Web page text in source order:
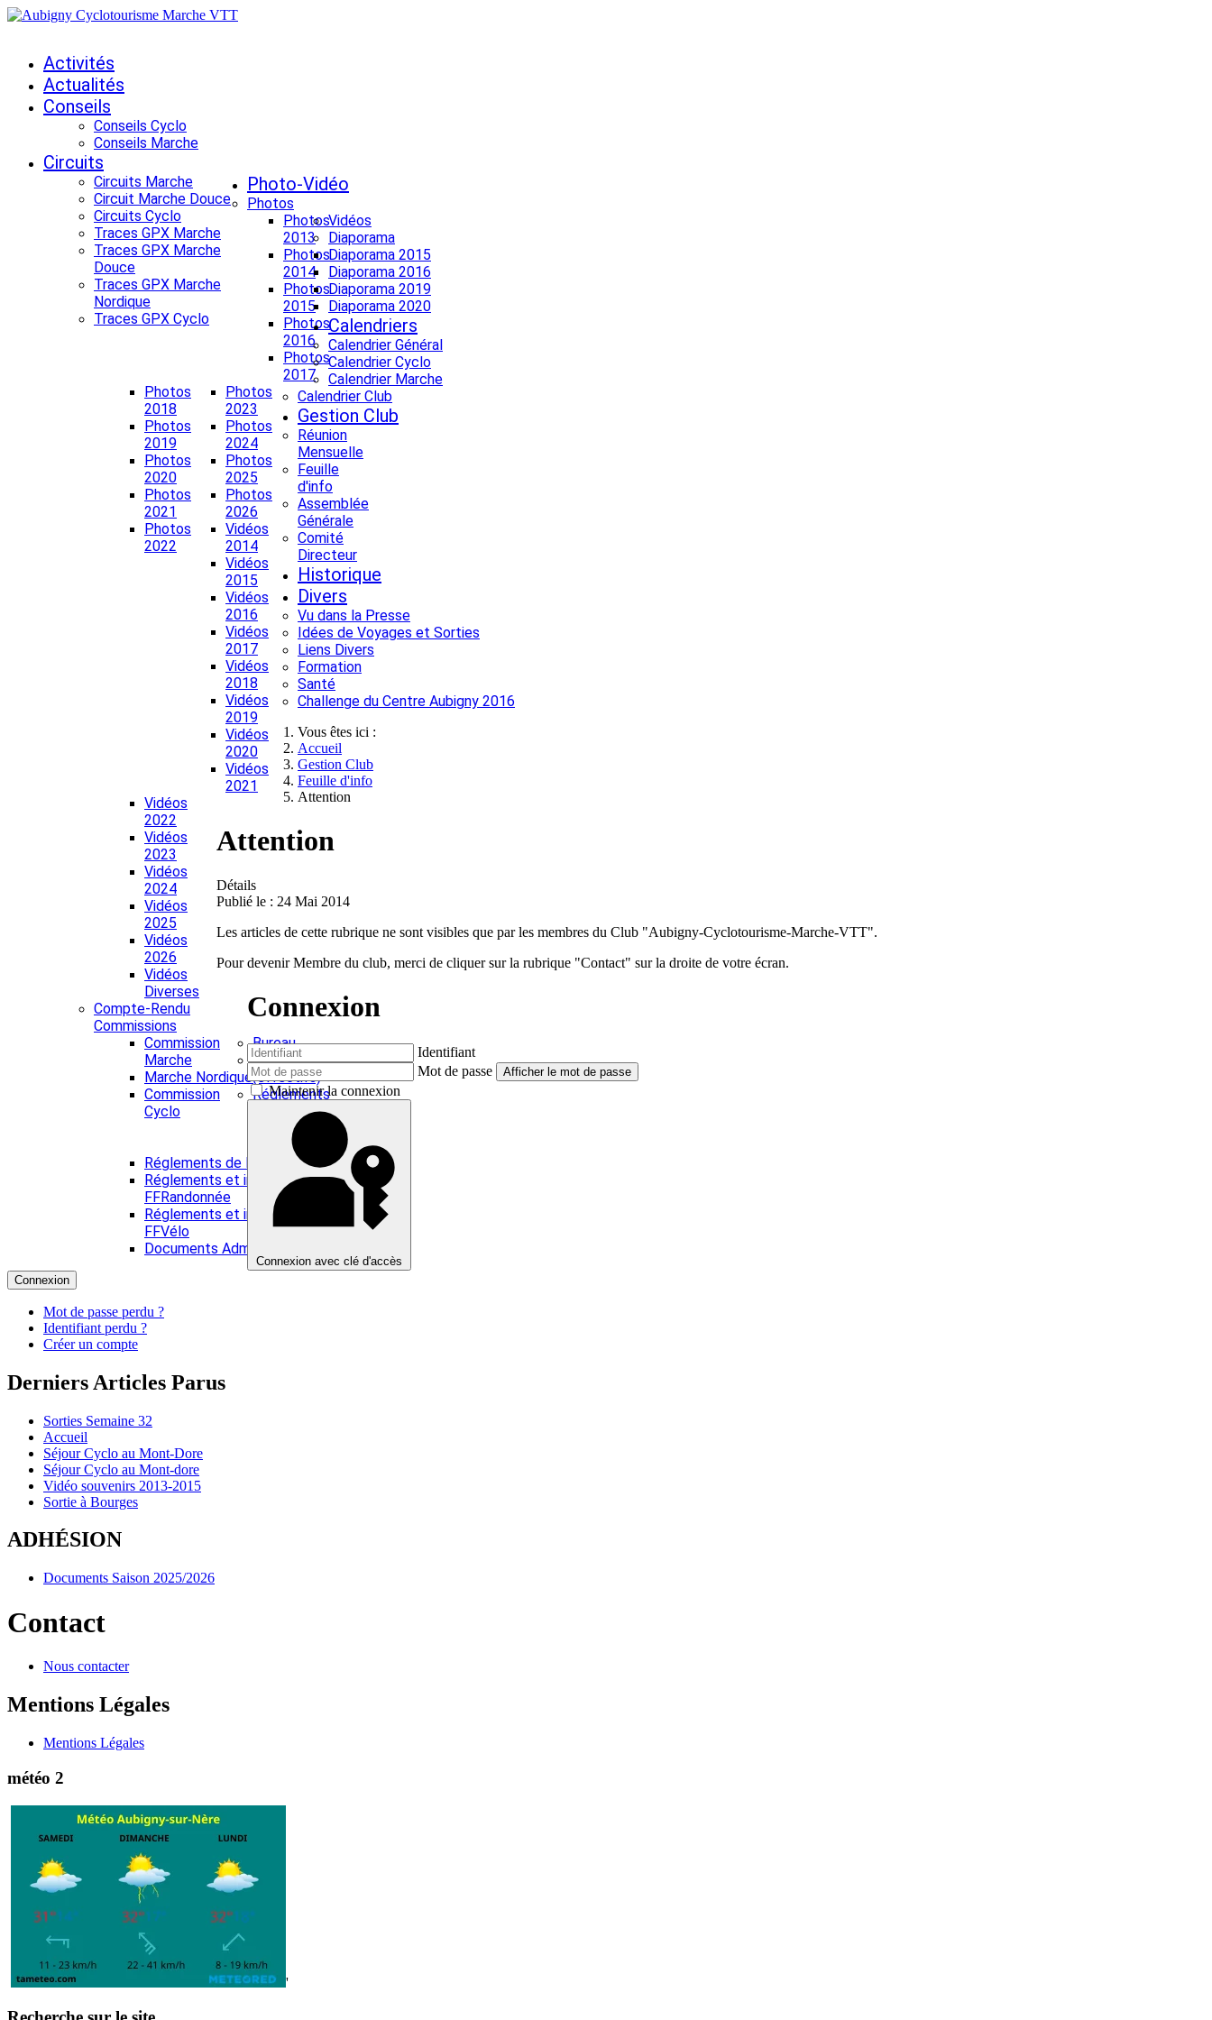
Activités
Actualités
Conseils
Conseils Cyclo
Conseils Marche
Circuits
Circuits Marche
Circuit Marche Douce
Circuits Cyclo
Traces GPX Marche
Traces GPX Marche
Douce
Traces GPX Marche
Nordique
Traces GPX Cyclo
Photo-Vidéo
Photos
Photos
2013
Photos
2014
Photos
2015
Photos
2016
Photos
2017
Photos
2018
Photos
2019
Photos
2020
Photos
2021
Photos
2022
Photos
2023
Photos
2024
Photos
2025
Photos
2026
Vidéos
Vidéos
2014
Vidéos
2015
Vidéos
2016
Vidéos
2017
Vidéos
2018
Vidéos
2019
Vidéos
2020
Vidéos
2021
Vidéos
2022
Vidéos
2023
Vidéos
2024
Vidéos
2025
Vidéos
2026
Vidéos
Diverses
Diaporama
Diaporama 2015
Diaporama 2016
Diaporama 2019
Diaporama 2020
Calendriers
Calendrier Général
Calendrier Cyclo
Calendrier Marche
Calendrier Club
Gestion Club
Réunion
Mensuelle
Feuille
d'info
Assemblée
Générale
Comité
Directeur
Compte-Rendu
Commissions
Commission
Marche
Marche Nordique
Commission
Cyclo
Bureau
Membres
(effectifs)
Réglements
Divers
Réglements de l'association
Réglements et infos Divers
FFRandonnée
Réglements et infos Divers
FFVélo
Documents Administratifs
Vêtements
Club
Historique
Divers
Vu dans la Presse
Idées de Voyages et Sorties
Liens Divers
Formation
Santé
Challenge du Centre Aubigny 2016
Vous êtes ici :
Accueil
Gestion Club
Feuille d'info
Attention
Attention
Détails
Publié le : 24 Mai 2014
Les articles de cette rubrique ne sont visibles que par les membres du Club "Aubigny-Cyclotourisme-Marche-VTT".
Pour devenir Membre du club, merci de cliquer sur la rubrique "Contact" sur la droite de votre écran.
Connexion
Identifiant
Mot de passe
Afficher le mot de passe
Maintenir la connexion
Connexion avec clé d'accès
Connexion
Mot de passe perdu ?
Identifiant perdu ?
Créer un compte
Derniers Articles Parus
Sorties Semaine 32
Accueil
Séjour Cyclo au Mont-Dore
Séjour Cyclo au Mont-dore
Vidéo souvenirs 2013-2015
Sortie à Bourges
ADHÉSION
Documents Saison 2025/2026
Contact
Nous contacter
Mentions Légales
Mentions Légales
météo 2
'